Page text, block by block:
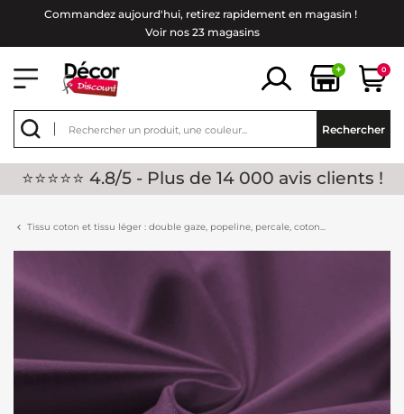
Commandez aujourd'hui, retirez rapidement en magasin !
Voir nos 23 magasins
+ 0
Rechercher
⭐⭐⭐⭐⭐ 4.8/5 - Plus de 14 000 avis clients !
Tissu coton et tissu léger : double gaze, popeline, percale, coton...